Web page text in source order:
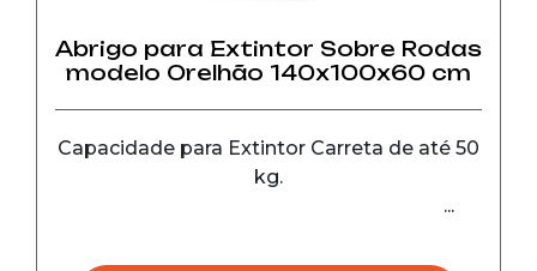
Abrigo para Extintor Sobre Rodas
modelo Orelhão 140x100x60 cm
Capacidade para Extintor Carreta de até 50
kg.